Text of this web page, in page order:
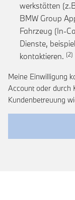
werkstätten
BMW Group
Fahrzeug (In-
Dienste,
kontaktieren.
Meine Einwilligung
Account oder durch
Kundenbetreuung